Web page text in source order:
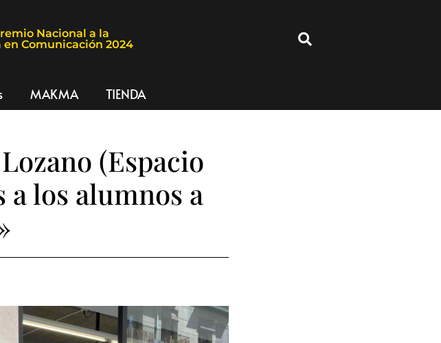
Nacional a la
en Comunicación 2024
MAKMA TIENDA
(Espacio
a los alumnos a